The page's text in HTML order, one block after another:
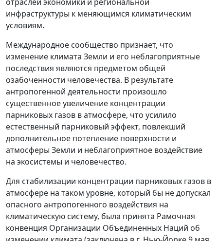
отраслей экономики и региональной
инфраструктуры к меняющимся климатическим
условиям.
Международное сообщество признает, что
изменение климата Земли и его неблагоприятные
последствия являются предметом общей
озабоченности человечества. В результате
антропогенной деятельности произошло
существенное увеличение концентрации
парниковых газов в атмосфере, что усилило
естественный парниковый эффект, повлекший
дополнительное потепление поверхности и
атмосферы Земли и неблагоприятное воздействие
на экосистемы и человечество.
Для стабилизации концентрации парниковых газов в
атмосфере на таком уровне, который бы не допускал
опасного антропогенного воздействия на
климатическую систему, была принята Рамочная
конвенция Организации Объединенных Наций об